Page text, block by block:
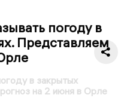
погоду в
Представляем
в закрытых
на 2 июня в Орле